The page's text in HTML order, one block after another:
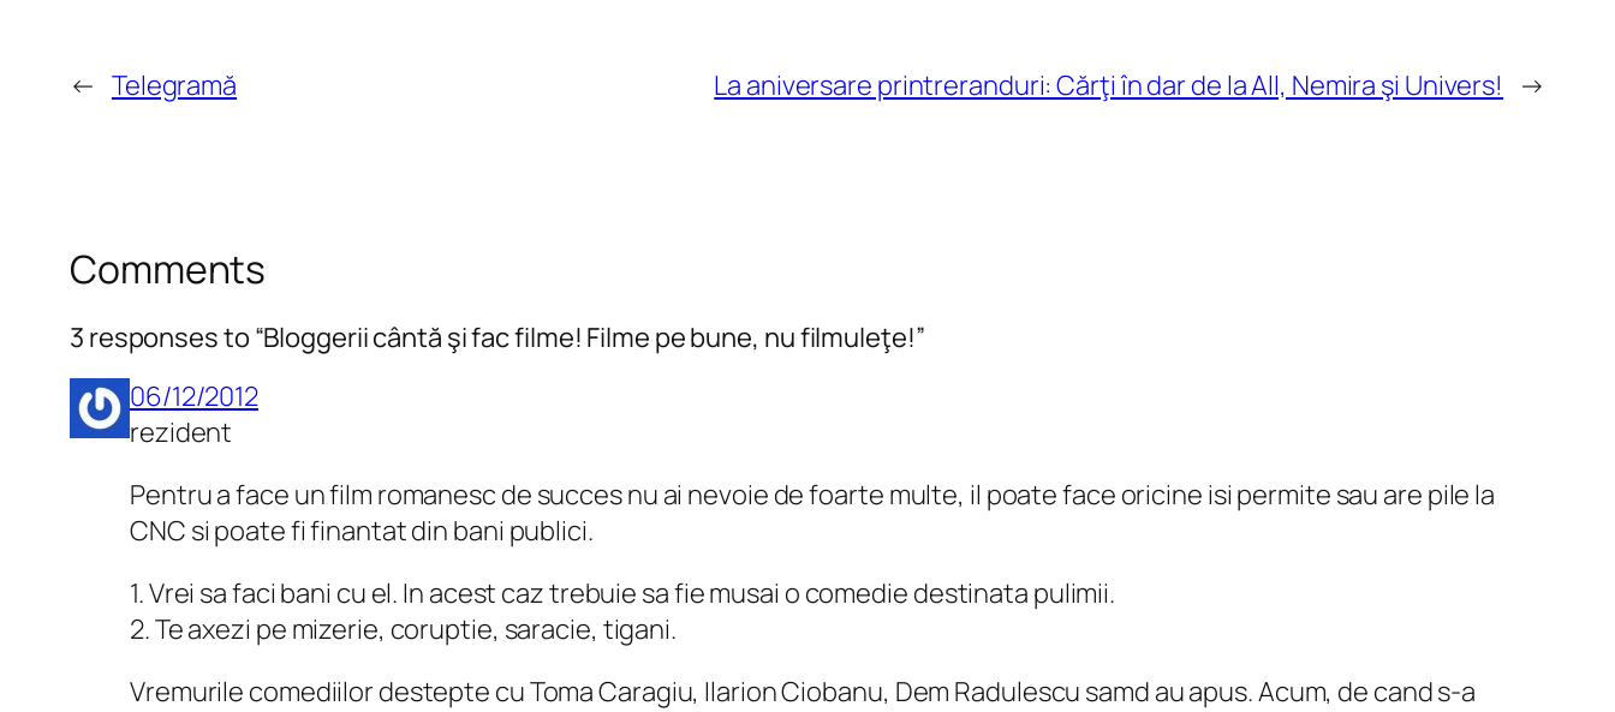
← Telegramă La aniversare printreranduri: Cărţi în dar de la All, Nemira şi Univers! →
Comments
3 responses to “Bloggerii cântă şi fac filme! Filme pe bune, nu filmuleţe!”
06/12/2012
rezident
Pentru a face un film romanesc de succes nu ai nevoie de foarte multe, il poate face oricine isi permite sau are pile la
CNC si poate fi finantat din bani publici.
1. Vrei sa faci bani cu el. In acest caz trebuie sa fie musai o comedie destinata pulimii.
2. Te axezi pe mizerie, coruptie, saracie, tigani.
Vremurile comediilor destepte cu Toma Caragiu, Ilarion Ciobanu, Dem Radulescu samd au apus. Acum, de cand s-a